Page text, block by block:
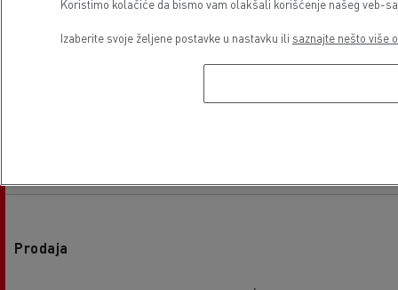
Prodaja
Koristimo kolačiće da bismo vam olakšali korišćenje našeg veb-
Izaberite svoje željene postavke u nastavku ili saznajte nešto više